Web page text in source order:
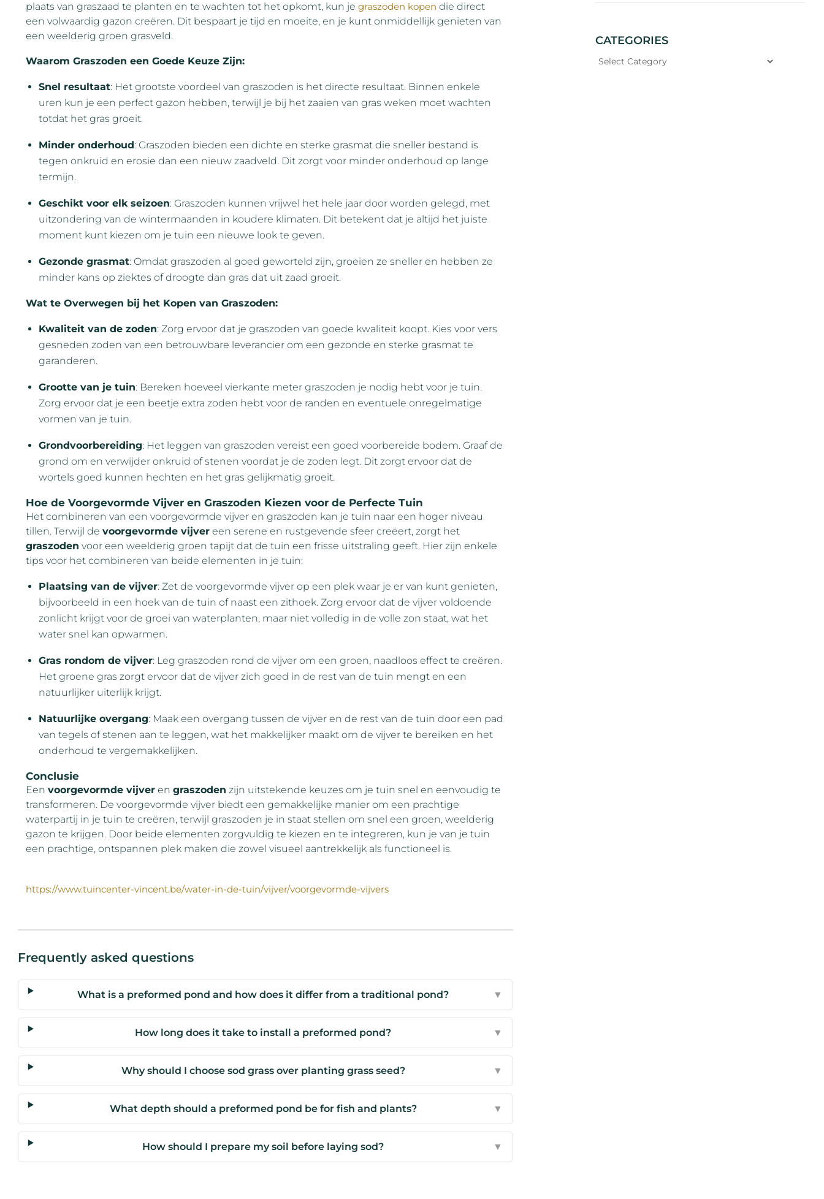
plaats van graszaad te planten en te wachten tot het opkomt, kun je graszoden kopen die direct
een volwaardig gazon creëren. Dit bespaart je tijd en moeite, en je kunt onmiddellijk genieten van
een weelderig groen grasveld.
Waarom Graszoden een Goede Keuze Zijn:
Snel resultaat: Het grootste voordeel van graszoden is het directe resultaat. Binnen enkele
uren kun je een perfect gazon hebben, terwijl je bij het zaaien van gras weken moet wachten
totdat het gras groeit.
Minder onderhoud: Graszoden bieden een dichte en sterke grasmat die sneller bestand is
tegen onkruid en erosie dan een nieuw zaadveld. Dit zorgt voor minder onderhoud op lange
termijn.
Geschikt voor elk seizoen: Graszoden kunnen vrijwel het hele jaar door worden gelegd, met
uitzondering van de wintermaanden in koudere klimaten. Dit betekent dat je altijd het juiste
moment kunt kiezen om je tuin een nieuwe look te geven.
Gezonde grasmat: Omdat graszoden al goed geworteld zijn, groeien ze sneller en hebben ze
minder kans op ziektes of droogte dan gras dat uit zaad groeit.
Wat te Overwegen bij het Kopen van Graszoden:
Kwaliteit van de zoden: Zorg ervoor dat je graszoden van goede kwaliteit koopt. Kies voor vers
gesneden zoden van een betrouwbare leverancier om een gezonde en sterke grasmat te
garanderen.
Grootte van je tuin: Bereken hoeveel vierkante meter graszoden je nodig hebt voor je tuin.
Zorg ervoor dat je een beetje extra zoden hebt voor de randen en eventuele onregelmatige
vormen van je tuin.
Grondvoorbereiding: Het leggen van graszoden vereist een goed voorbereide bodem. Graaf de
grond om en verwijder onkruid of stenen voordat je de zoden legt. Dit zorgt ervoor dat de
wortels goed kunnen hechten en het gras gelijkmatig groeit.
Hoe de Voorgevormde Vijver en Graszoden Kiezen voor de Perfecte Tuin
Het combineren van een voorgevormde vijver en graszoden kan je tuin naar een hoger niveau
tillen. Terwijl de voorgevormde vijvereen serene en rustgevende sfeer creëert, zorgt het
graszoden voor een weelderig groen tapijt dat de tuin een frisse uitstraling geeft. Hier zijn enkele
tips voor het combineren van beide elementen in je tuin:
Plaatsing van de vijver: Zet de voorgevormde vijver op een plek waar je er van kunt genieten,
bijvoorbeeld in een hoek van de tuin of naast een zithoek. Zorg ervoor dat de vijver voldoende
zonlicht krijgt voor de groei van waterplanten, maar niet volledig in de volle zon staat, wat het
water snel kan opwarmen.
Gras rondom de vijver: Leg graszoden rond de vijver om een groen, naadloos effect te creëren.
Het groene gras zorgt ervoor dat de vijver zich goed in de rest van de tuin mengt en een
natuurlijker uiterlijk krijgt.
Natuurlijke overgang: Maak een overgang tussen de vijver en de rest van de tuin door een pad
van tegels of stenen aan te leggen, wat het makkelijker maakt om de vijver te bereiken en het
onderhoud te vergemakkelijken.
Conclusie
Een voorgevormde vijveren graszoden zijn uitstekende keuzes om je tuin snel en eenvoudig te
transformeren. De voorgevormde vijver biedt een gemakkelijke manier om een prachtige
waterpartij in je tuin te creëren, terwijl graszoden je in staat stellen om snel een groen, weelderig
gazon te krijgen. Door beide elementen zorgvuldig te kiezen en te integreren, kun je van je tuin
een prachtige, ontspannen plek maken die zowel visueel aantrekkelijk als functioneel is.
https://www.tuincenter-vincent.be/water-in-de-tuin/vijver/voorgevormde-vijvers
Frequently asked questions
What is a preformed pond and how does it differ from a traditional pond? ▼
How long does it take to install a preformed pond? ▼
Why should I choose sod grass over planting grass seed? ▼
What depth should a preformed pond be for fish and plants? ▼
How should I prepare my soil before laying sod? ▼
CATEGORIES